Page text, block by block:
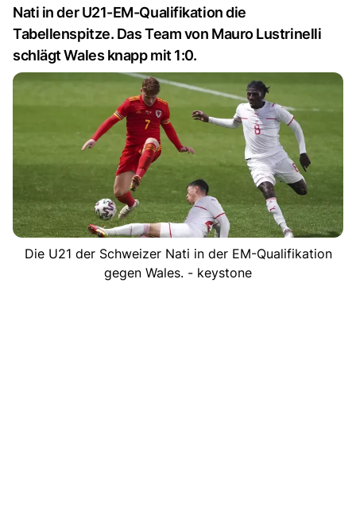
Nati in der U21-EM-Qualifikation die
Tabellenspitze. Das Team von Mauro Lustrinelli
schlägt Wales knapp mit 1:0.
Die U21 der Schweizer Nati in der EM-Qualifikation
gegen Wales. - keystone